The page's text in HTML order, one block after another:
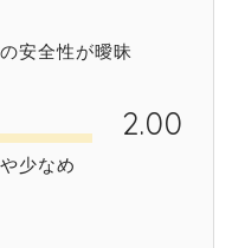
安全性が曖昧
2.00
少なめ